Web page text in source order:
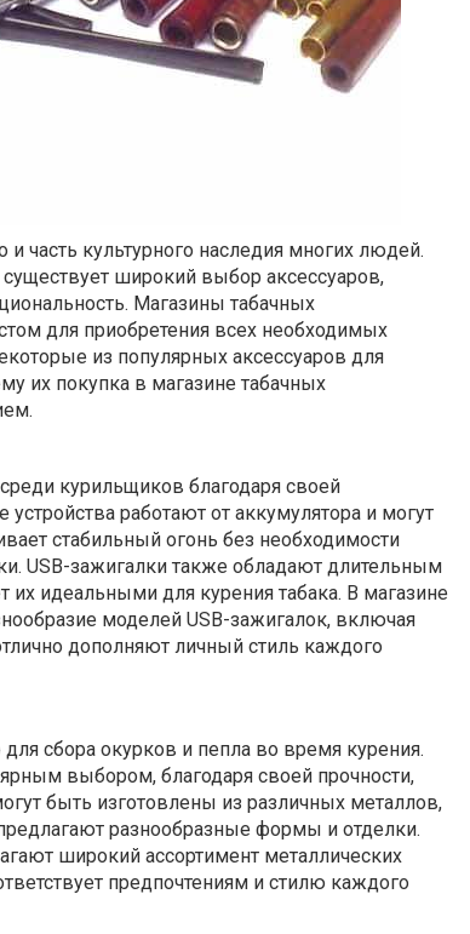
и часть культурного наследия многих людей.
широкий выбор аксессуаров,
Магазины табачных
для приобретения всех необходимых
из популярных аксессуаров для
их покупка в магазине табачных
курильщиков благодаря своей
работают от аккумулятора и могут
стабильный огонь без необходимости
USB-зажигалки также обладают длительным
идеальными для курения табака. В магазине
моделей USB-зажигалок, включая
дополняют личный стиль каждого
сбора окурков и пепла во время курения.
выбором, благодаря своей прочности,
быть изготовлены из различных металлов,
разнообразные формы и отделки.
широкий ассортимент металлических
предпочтениям и стилю каждого